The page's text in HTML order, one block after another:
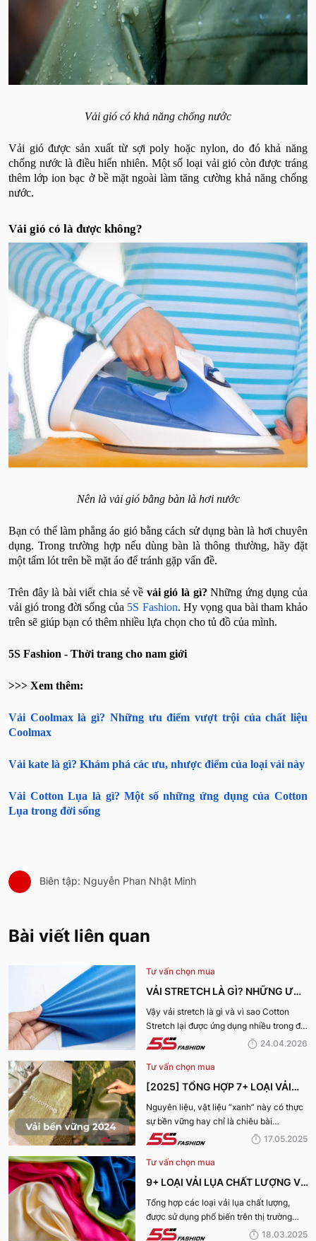
Vải gió có khả năng chống nước
Vải gió được sản xuất từ sợi poly hoặc nylon, do đó khả năng
chống nước là điều hiển nhiên. Một số loại vải gió còn được tráng
thêm lớp ion bạc ở bề mặt ngoài làm tăng cường khả năng chống
nước.
Vải gió có là được không?
Nên là vải gió bằng bàn là hơi nước
Bạn có thể làm phẳng áo gió bằng cách sử dụng bàn là hơi chuyên
dụng. Trong trường hợp nếu dùng bàn là thông thường, hãy đặt
một tấm lót trên bề mặt áo để tránh gặp vấn đề.
Trên đây là bài viết chia sẻ về vải gió là gì? Những ứng dụng của
vải gió trong đời sống của 5S Fashion. Hy vọng qua bài tham khảo
trên sẽ giúp bạn có thêm nhiều lựa chọn cho tủ đồ của mình.
5S Fashion - Thời trang cho nam giới
>>> Xem thêm:
Vải Coolmax là gì? Những ưu điểm vượt trội của chất liệu
Coolmax
Vải kate là gì? Khám phá các ưu, nhược điểm của loại vải này
Vải Cotton Lụa là gì? Một số những ứng dụng của Cotton
Lụa trong đời sống
Biên tập: Nguyễn Phan Nhật Minh
Bài viết liên quan
Tư vấn chọn mua
VẢI STRETCH LÀ GÌ? NHỮNG ƯU
ĐIỂM VÀ ỨNG DỤNG CỦA VẢI
COTTON STRETCH
Vậy vải stretch là gì và vì sao Cotton
Stretch lại được ứng dụng nhiều trong đời
sống? Hãy cùng 5S Fashion tìm hiểu chi
24.04.2026
Tư vấn chọn mua
[2025] TỔNG HỢP 7+ LOẠI VẢI
BỀN VỮNG, THÂN THIỆN VỚI MÔI
TRƯỜNG
Nguyên liệu, vật liệu “xanh” này có thực
sự bền vững hay chỉ là chiêu bài
marketing? Cùng 5S Fashion khám phá
năm 2025 giúp bạn nhìn rõ sự thật phía
sau những chiếc bộ trang phục vừa đẹp
17.05.2025
Tư vấn chọn mua
9+ LOẠI VẢI LỤA CHẤT LƯỢNG VÀ
TỐT NHẤT HIỆN NAY
Tổng hợp các loại vải lụa chất lượng,
được sử dụng phổ biến trên thị trường
hiện nay sẽ được 5S Fashion cung cấp
18.03.2025